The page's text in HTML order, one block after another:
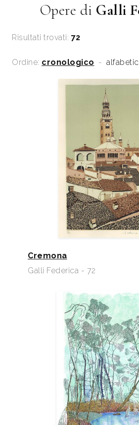
Opere di Galli
Risultati trovati: 72
Ordine: cronologico -
Cremona
Galli Federica - 72